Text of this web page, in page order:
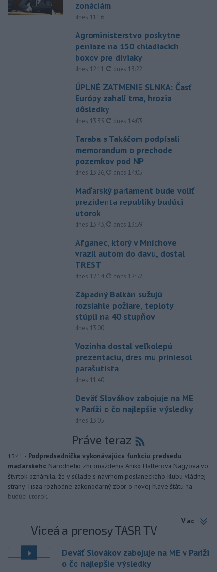
zonáciám
dnes 11:16
Agroministerstvo poskytne
peniaze na 150 chladiacich
boxov pre diviaky
dnes 12:11, aktualizované
dnes 13:22
ÚPLNÉ ZATMENIE SLNKA: Časť
Európy zahalí tma, hrozia
dôsledky
dnes 13:35, aktualizované
dnes 14:03
Taraba s Takáčom podpísali
memorandum o prechode
pozemkov pod NP
dnes 13:26, aktualizované
dnes 14:05
Maďarský parlament bude voliť
prezidenta republiky budúci
utorok
dnes 13:43, aktualizované
dnes 13:59
Afganec, ktorý v Mníchove
vrazil autom do davu, dostal
TREST
dnes 12:14, aktualizované
dnes 12:52
Západný Balkán sužujú
rozsiahle požiare, teploty
stúpli na 40 stupňov
dnes 13:00
Vozinha dostal veľkolepú
prezentáciu, dres mu priniesol
parašutista
dnes 11:40
Deväť Slovákov zabojuje na ME
v Paríži o čo najlepšie výsledky
dnes 13:05
Práve teraz
13:41 - Podpredsedníčka vykonávajúca funkciu predsedu
maďarského Národného zhromaždenia Anikó Hallerová Nagyová vo
štvrtok oznámila, že v súlade s návrhom poslaneckého klubu vládnej
strany Tisza rozhodne zákonodarný zbor o novej hlave štátu na
budúci utorok.
Viac
Videá a prenosy TASR TV
Deväť Slovákov zabojuje na ME v Paríži
o čo najlepšie výsledky